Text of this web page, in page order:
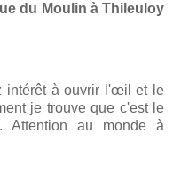
du Moulin à Thileuloy
intérêt à ouvrir l'œil et le
je trouve que c'est le
au monde à